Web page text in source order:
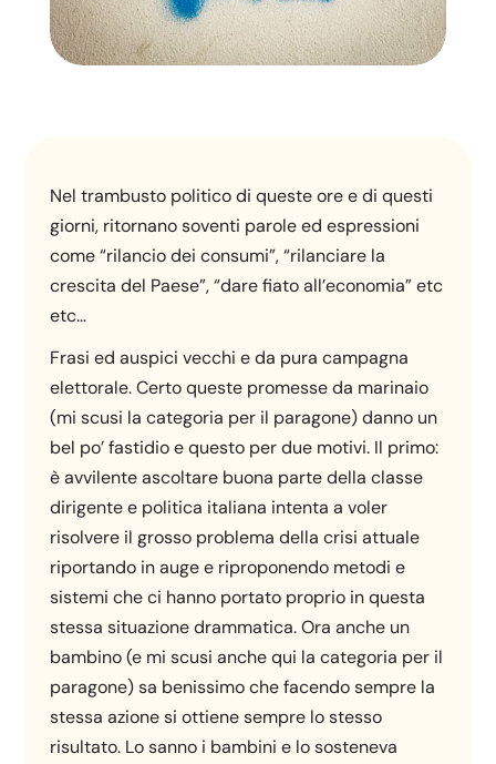
Nel trambusto politico di queste ore e di questi
giorni, ritornano soventi parole ed espressioni
come “rilancio dei consumi”, “rilanciare la
crescita del Paese”, “dare fiato all’economia” etc
etc…
Frasi ed auspici vecchi e da pura campagna
elettorale. Certo queste promesse da marinaio
(mi scusi la categoria per il paragone) danno un
bel po’ fastidio e questo per due motivi. Il primo:
è avvilente ascoltare buona parte della classe
dirigente e politica italiana intenta a voler
risolvere il grosso problema della crisi attuale
riportando in auge e riproponendo metodi e
sistemi che ci hanno portato proprio in questa
stessa situazione drammatica. Ora anche un
bambino (e mi scusi anche qui la categoria per il
paragone) sa benissimo che facendo sempre la
stessa azione si ottiene sempre lo stesso
risultato. Lo sanno i bambini e lo sosteneva